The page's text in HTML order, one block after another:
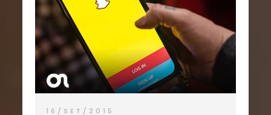
16/SET/2015